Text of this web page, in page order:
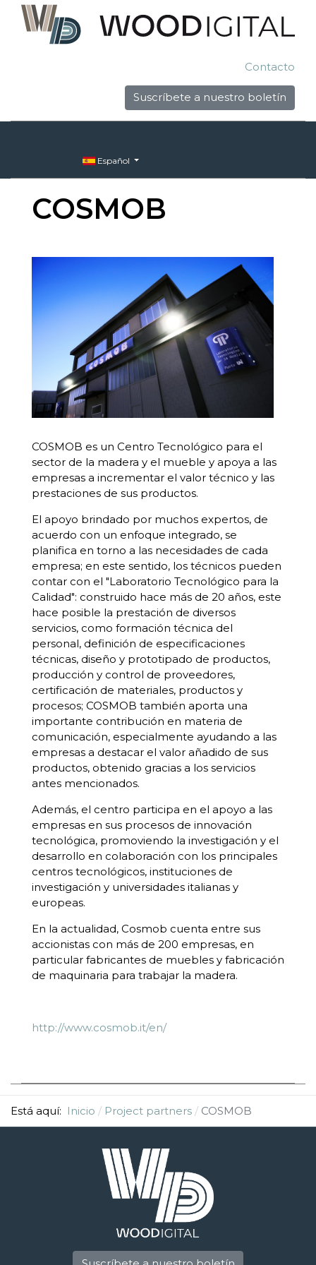
Contacto
Suscríbete a nuestro boletín
Español
COSMOB
COSMOB es un Centro Tecnológico para el
sector de la madera y el mueble y apoya a las
empresas a incrementar el valor técnico y las
prestaciones de sus productos.
El apoyo brindado por muchos expertos, de
acuerdo con un enfoque integrado, se
planifica en torno a las necesidades de cada
empresa; en este sentido, los técnicos pueden
contar con el "Laboratorio Tecnológico para la
Calidad": construido hace más de 20 años, este
hace posible la prestación de diversos
servicios, como formación técnica del
personal, definición de especificaciones
técnicas, diseño y prototipado de productos,
producción y control de proveedores,
certificación de materiales, productos y
procesos; COSMOB también aporta una
importante contribución en materia de
comunicación, especialmente ayudando a las
empresas a destacar el valor añadido de sus
productos, obtenido gracias a los servicios
antes mencionados.
Además, el centro participa en el apoyo a las
empresas en sus procesos de innovación
tecnológica, promoviendo la investigación y el
desarrollo en colaboración con los principales
centros tecnológicos, instituciones de
investigación y universidades italianas y
europeas.
En la actualidad, Cosmob cuenta entre sus
accionistas con más de 200 empresas, en
particular fabricantes de muebles y fabricación
de maquinaria para trabajar la madera.
http://www.cosmob.it/en/
Está aquí: Inicio Project partners COSMOB